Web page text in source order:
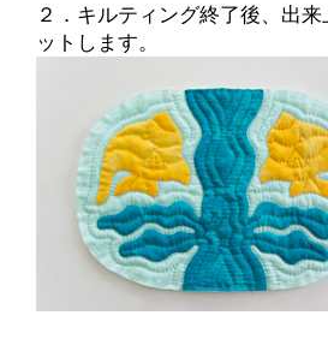
２．キルティング終了後、出
ットします。